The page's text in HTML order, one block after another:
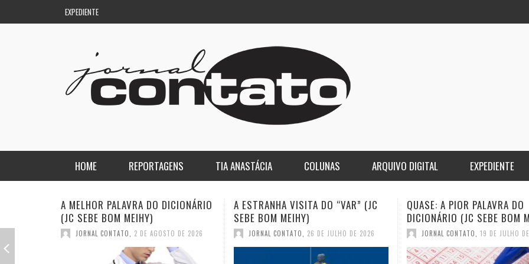
EXPEDIENTE
HOME REPORTAGENS
REGIONAL
TIA ANASTÁCIA COLUNAS
DE PASSAGEM
ARQUIVO DIGITAL EXPEDIENTE
A ESTRANHA VISITA DO “VAR” (JC
SEBE BOM MEIHY)
JORNAL CONTATO , 26 DE JULHO DE 2026
QUASE: A PIOR PALAVRA DO
DICIONÁRIO (JC SEBE BOM MEIHY)
JORNAL CONTATO , 19 DE JULHO DE 2026
A DEMOCRACIA
GASPARI)
JORNAL CONTATO , 12 DE JULHO